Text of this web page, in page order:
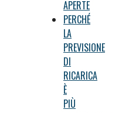
APERTE
PERCHÉ
LA
PREVISIONE
DI
RICARICA
È
PIÙ